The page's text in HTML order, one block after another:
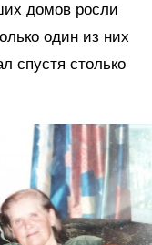
домов росли
один из них
спустя столько